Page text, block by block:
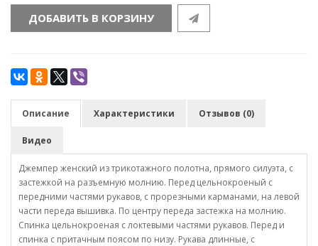
ДОБАВИТЬ В КОРЗИНУ
Описание Характеристики Отзывов (0)
Видео
Джемпер женский из трикотажного полотна, прямого силуэта, с
застежкой на разъемную молнию. Перед цельнокроеный с
передними частями рукавов, с прорезными карманами, на левой
части переда вышивка. По центру переда застежка на молнию.
Спинка цельнокроеная с локтевыми частями рукавов. Перед и
спинка с притачным поясом по низу. Рукава длинные, с